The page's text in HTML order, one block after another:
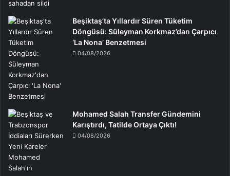
Beşiktaş’ta Yıllardır Süren Tüketim
Döngüsü: Süleyman Korkmaz’dan Çarpıcı
‘La Nona’ Benzetmesi
04/08/2026
Mohamed Salah Transfer Gündemini
Karıştırdı, Tatilde Ortaya Çıktı!
04/08/2026